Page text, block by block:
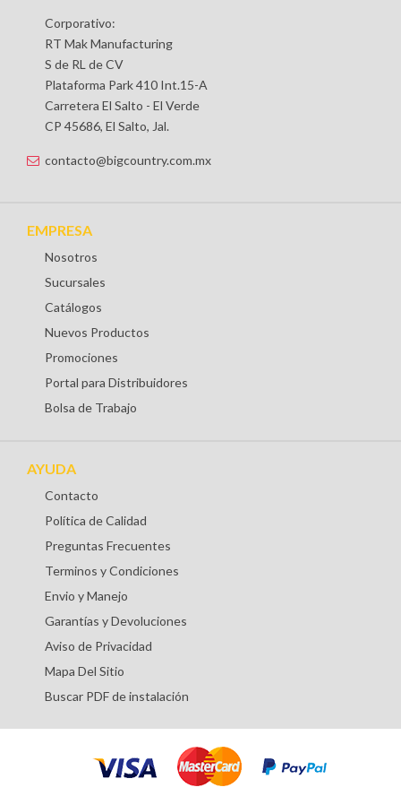
Corporativo:
RT Mak Manufacturing
S de RL de CV
Plataforma Park 410 Int.15-A
Carretera El Salto - El Verde
CP 45686, El Salto, Jal.
contacto@bigcountry.com.mx
EMPRESA
Nosotros
Sucursales
Catálogos
Nuevos Productos
Promociones
Portal para Distribuidores
Bolsa de Trabajo
AYUDA
Contacto
Política de Calidad
Preguntas Frecuentes
Terminos y Condiciones
Envio y Manejo
Garantías y Devoluciones
Aviso de Privacidad
Mapa Del Sitio
Buscar PDF de instalación